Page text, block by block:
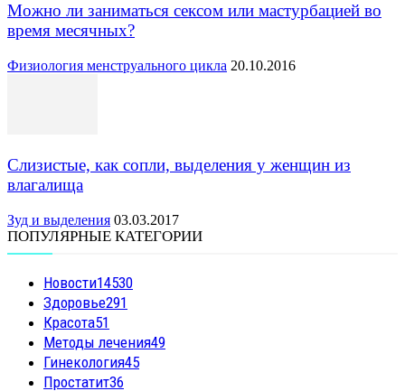
Можно ли заниматься сексом или мастурбацией во
время месячных?
Физиология менструального цикла 20.10.2016
Слизистые, как сопли, выделения у женщин из
влагалища
Зуд и выделения 03.03.2017
ПОПУЛЯРНЫЕ КАТЕГОРИИ
Новости14530
Здоровье291
Красота51
Методы лечения49
Гинекология45
Простатит36